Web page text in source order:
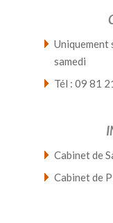
Uniquement
samedi
Tél : 09 81
Cabinet de
Cabinet de